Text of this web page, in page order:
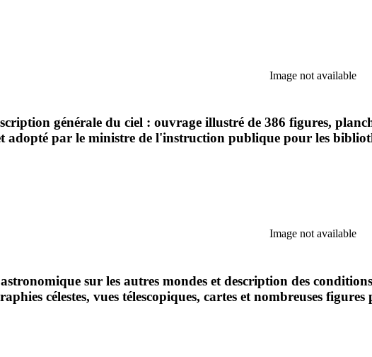
Image not available
générale du ciel : ouvrage illustré de 386 figures,
adopté par le ministre de l'instruction publique pour les
Image not available
sur les autres mondes et description des
célestes, vues télescopiques, cartes et nombreuses